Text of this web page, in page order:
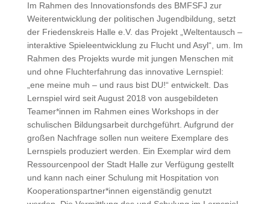
Im Rahmen des Innovationsfonds des BMFSFJ zur
Weiterentwicklung der politischen Jugendbildung, setzt
der Friedenskreis Halle e.V. das Projekt „Weltentausch –
interaktive Spieleentwicklung zu Flucht und Asyl“, um. Im
Rahmen des Projekts wurde mit jungen Menschen mit
und ohne Fluchterfahrung das innovative Lernspiel:
„ene meine muh – und raus bist DU!“ entwickelt. Das
Lernspiel wird seit August 2018 von ausgebildeten
Teamer*innen im Rahmen eines Workshops in der
schulischen Bildungsarbeit durchgeführt. Aufgrund der
großen Nachfrage sollen nun weitere Exemplare des
Lernspiels produziert werden. Ein Exemplar wird dem
Ressourcenpool der Stadt Halle zur Verfügung gestellt
und kann nach einer Schulung mit Hospitation von
Kooperationspartner*innen eigenständig genutzt